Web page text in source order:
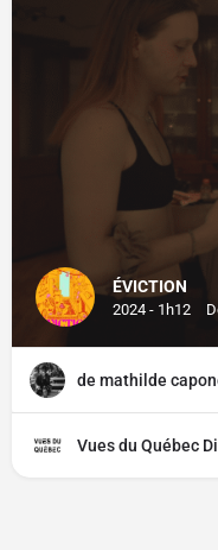
ÉVICTION
2024 - 1h12
de mathilde
Vues du Québec